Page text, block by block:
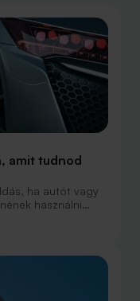
amit tudnod
ha autót vagy
használni
fizetniük.
találkozol.